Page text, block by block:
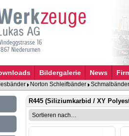
16
Niederurnen
Bildergalerie News
Norton Schleifbänder
R445 (Siliziumkarbid / XY